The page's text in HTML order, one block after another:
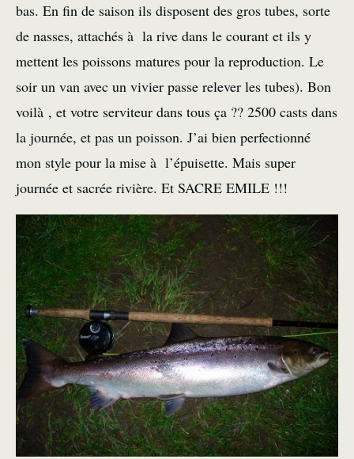
bas. En fin de saison ils disposent des gros tubes, sorte
de nasses, attachés à la rive dans le courant et ils y
mettent les poissons matures pour la reproduction. Le
soir un van avec un vivier passe relever les tubes). Bon
voilà , et votre serviteur dans tous ça ?? 2500 casts dans
la journée, et pas un poisson. J’ai bien perfectionné
mon style pour la mise à l’épuisette. Mais super
journée et sacrée rivière. Et SACRE EMILE !!!